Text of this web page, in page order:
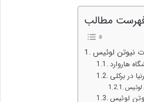
مطالب
نیوتن لوئیس
هاروارد
در برکلی
لوئیس
لوئیس